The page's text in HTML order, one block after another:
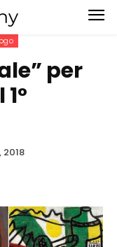
per
2018